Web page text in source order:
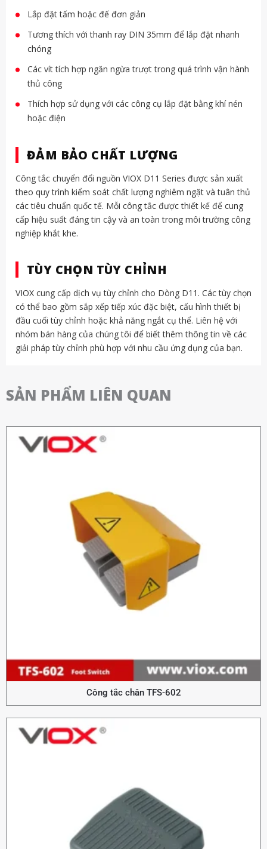
Lắp đặt tấm hoặc đế đơn giản
Tương thích với thanh ray DIN 35mm để lắp đặt nhanh
chóng
Các vít tích hợp ngăn ngừa trượt trong quá trình vận hành
thủ công
Thích hợp sử dụng với các công cụ lắp đặt bằng khí nén
hoặc điện
ĐẢM BẢO CHẤT LƯỢNG
Công tắc chuyển đổi nguồn VIOX D11 Series được sản xuất
theo quy trình kiểm soát chất lượng nghiêm ngặt và tuân thủ
các tiêu chuẩn quốc tế. Mỗi công tắc được thiết kế để cung
cấp hiệu suất đáng tin cậy và an toàn trong môi trường công
nghiệp khắt khe.
TÙY CHỌN TÙY CHỈNH
VIOX cung cấp dịch vụ tùy chỉnh cho Dòng D11. Các tùy chọn
có thể bao gồm sắp xếp tiếp xúc đặc biệt, cấu hình thiết bị
đầu cuối tùy chỉnh hoặc khả năng ngắt cụ thể. Liên hệ với
nhóm bán hàng của chúng tôi để biết thêm thông tin về các
giải pháp tùy chỉnh phù hợp với nhu cầu ứng dụng của bạn.
SẢN PHẨM LIÊN QUAN
Công tắc chân TFS-602